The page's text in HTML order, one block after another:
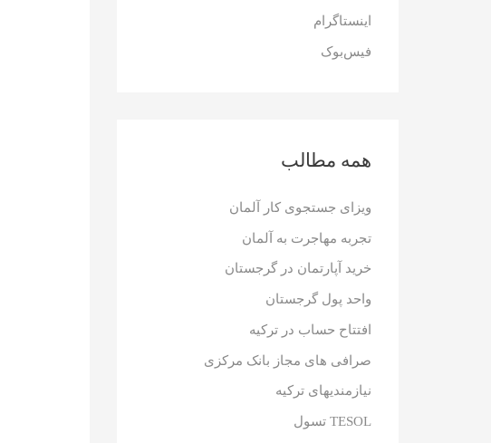
ی
اینستاگرام
فیس‌بوک
همه مطالب
ویزای جستجوی کار آلمان
تجربه مهاجرت به آلمان
خرید آپارتمان در گرجستان
واحد پول گرجستان
افتتاح حساب در ترکیه
صرافی های مجاز بانک مرکزی
نیازمندیهای ترکیه
TESOL تسول